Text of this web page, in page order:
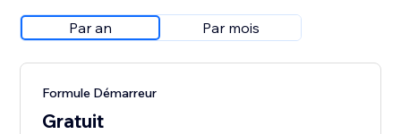
Par an Par mois
Formule Démarreur
Gratuit